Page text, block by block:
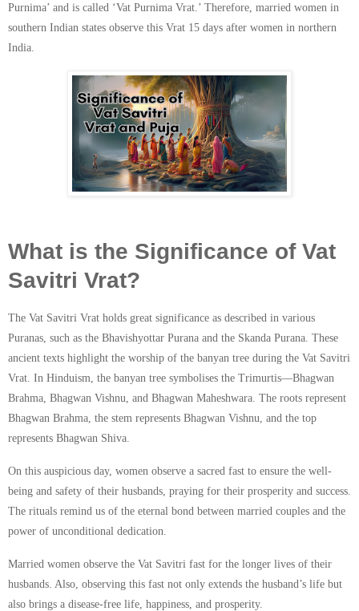
Purnima’ and is called ‘Vat Purnima Vrat.’ Therefore, married women in
southern Indian states observe this Vrat 15 days after women in northern
India.
What is the Significance of Vat
Savitri Vrat?
The Vat Savitri Vrat holds great significance as described in various
Puranas, such as the Bhavishyottar Purana and the Skanda Purana. These
ancient texts highlight the worship of the banyan tree during the Vat Savitri
Vrat. In Hinduism, the banyan tree symbolises the Trimurtis—Bhagwan
Brahma, Bhagwan Vishnu, and Bhagwan Maheshwara. The roots represent
Bhagwan Brahma, the stem represents Bhagwan Vishnu, and the top
represents Bhagwan Shiva.
On this auspicious day, women observe a sacred fast to ensure the well-
being and safety of their husbands, praying for their prosperity and success.
The rituals remind us of the eternal bond between married couples and the
power of unconditional dedication.
Married women observe the Vat Savitri fast for the longer lives of their
husbands. Also, observing this fast not only extends the husband’s life but
also brings a disease-free life, happiness, and prosperity.